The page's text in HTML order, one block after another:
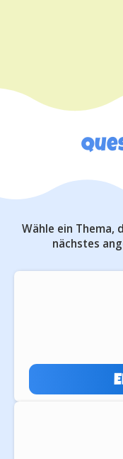
Wähle ein Thema,
nächstes